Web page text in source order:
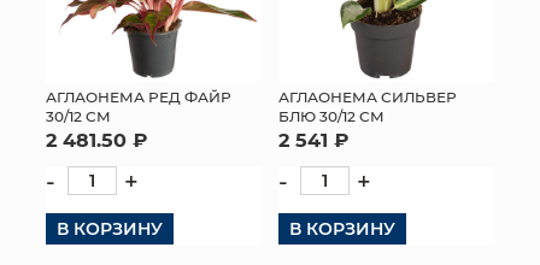
АГЛАОНЕМА РЕД ФАЙР
30/12 СМ
2 481.50 ₽
- +
В КОРЗИНУ
АГЛАОНЕМА СИЛЬВЕР
БЛЮ 30/12 СМ
2 541 ₽
- +
В КОРЗИНУ